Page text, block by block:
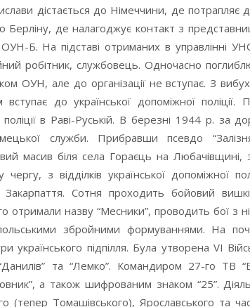
дістається до Німеччини, де потрапляє
Берліну, де налагоджує контакт з
Б. На підставі отриманих в управлінні
робітник, службовець. Одночасно
ОУН, але до організації не вступає. З
до української допоміжної поліції.
поліції в Раві-Руській. В березні 1944 р. за
служби. Прибравши псевдо
масив біля села Гораєць на
з відділків української допоміжної
Сотня проходить бойовий
отримали назву “Месники”, проводить бої з
збройними формуваннями. На
українського підпілля. Була утворена VI
“Данилів” та “Лемко”. Командиром 27-го ТВ
а також шифрованим знаком “25”.
(тепер Томашівського), Ярославського та